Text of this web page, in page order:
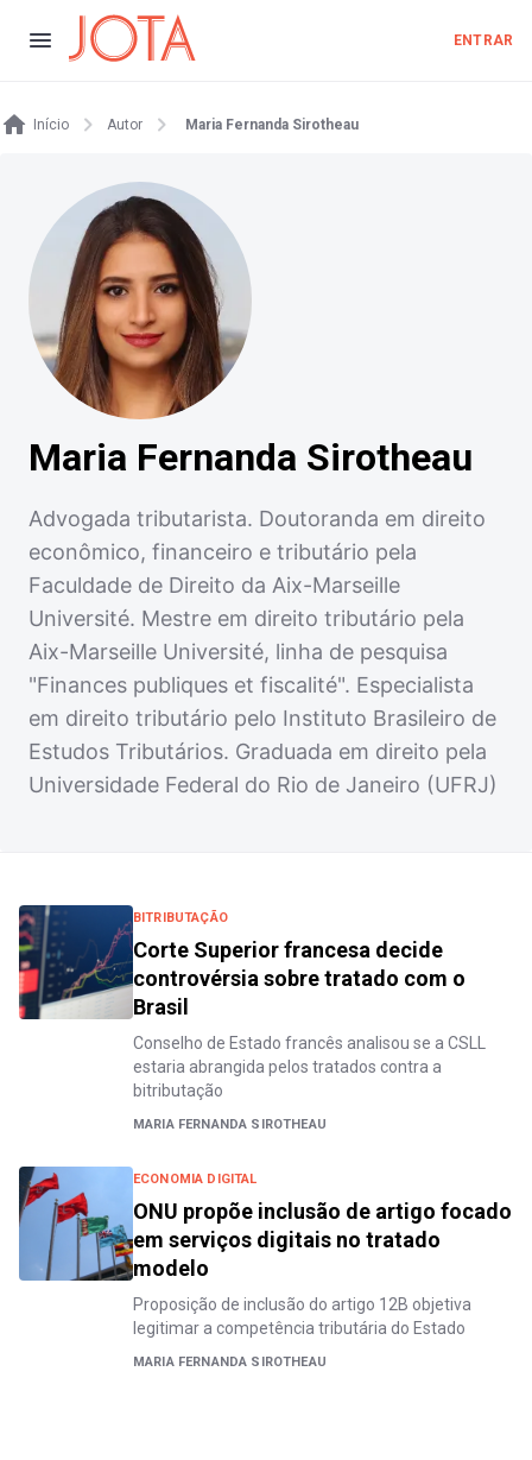
ENTRAR
Início Autor Maria Fernanda Sirotheau
Maria Fernanda Sirotheau
Advogada tributarista. Doutoranda em direito
econômico, financeiro e tributário pela
Faculdade de Direito da Aix-Marseille
Université. Mestre em direito tributário pela
Aix-Marseille Université, linha de pesquisa
"Finances publiques et fiscalité". Especialista
em direito tributário pelo Instituto Brasileiro de
Estudos Tributários. Graduada em direito pela
Universidade Federal do Rio de Janeiro (UFRJ)
BITRIBUTAÇÃO
Corte Superior francesa decide
controvérsia sobre tratado com o
Brasil
Conselho de Estado francês analisou se a CSLL
estaria abrangida pelos tratados contra a
bitributação
MARIA FERNANDA SIROTHEAU
ECONOMIA DIGITAL
ONU propõe inclusão de artigo focado
em serviços digitais no tratado
modelo
Proposição de inclusão do artigo 12B objetiva
legitimar a competência tributária do Estado
MARIA FERNANDA SIROTHEAU